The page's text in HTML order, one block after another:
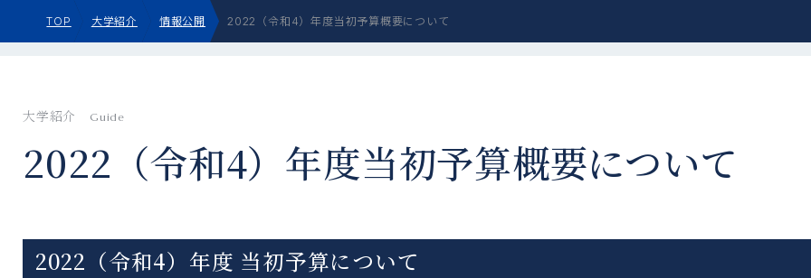
TOP 大学紹介 情報公開 2022（令和4）年度当初予算概要について
大学紹介 Guide
2022（令和4）年度当初予算概要について
2022（令和4）年度 当初予算について